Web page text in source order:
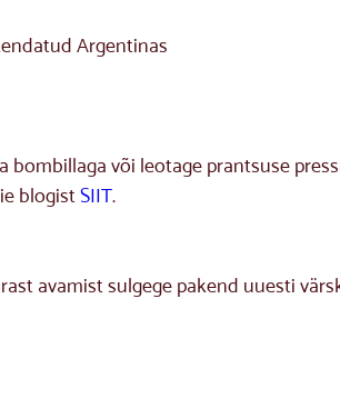
Argentinas
bombillaga või leotage prantsuse
blogistSIIT.
avamist sulgege pakend uuesti